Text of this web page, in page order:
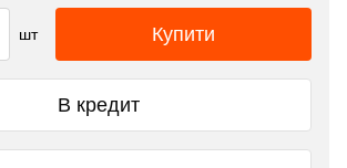
шт Купити
В кредит